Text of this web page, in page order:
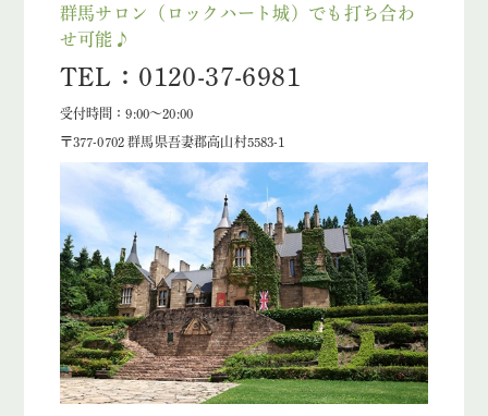
群馬サロン（ロックハート城）でも打ち合わ
せ可能♪
TEL：0120-37-6981
受付時間：9:00～20:00
〒377-0702 群馬県吾妻郡高山村5583-1